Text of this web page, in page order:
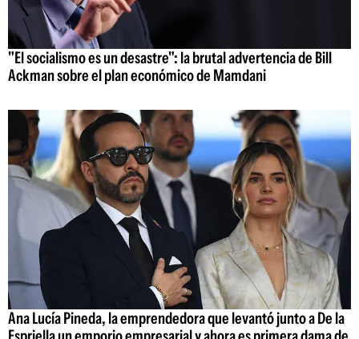
"El socialismo es un desastre": la brutal advertencia de Bill
Ackman sobre el plan económico de Mamdani
Ana Lucía Pineda, la emprendedora que levantó junto a De la